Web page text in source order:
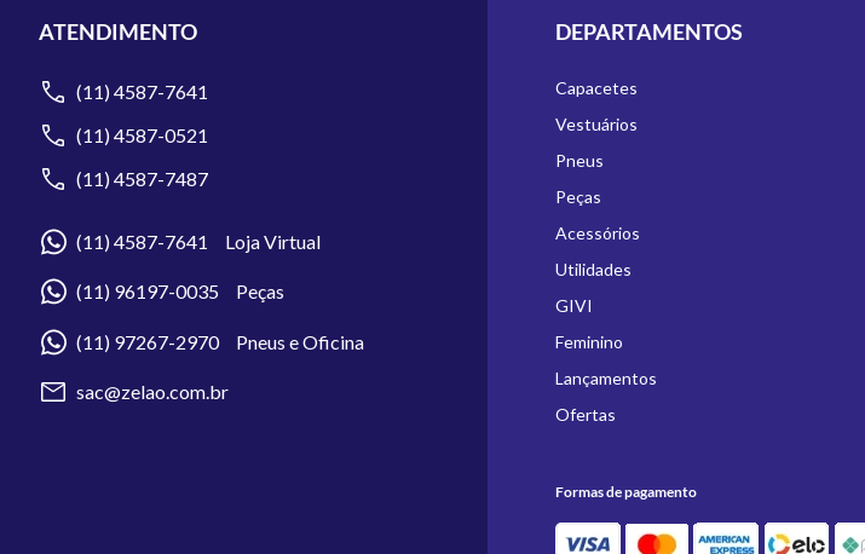
ATENDIMENTO
(11) 4587-7641
(11) 4587-0521
(11) 4587-7487
(11) 4587-7641 Loja Virtual
(11) 96197-0035 Peças
(11) 97267-2970 Pneus e Oficina
sac@zelao.com.br
DEPARTAMENTOS
Capacetes
Vestuários
Pneus
Peças
Acessórios
Utilidades
GIVI
Feminino
Lançamentos
Ofertas
Formas de pagamento